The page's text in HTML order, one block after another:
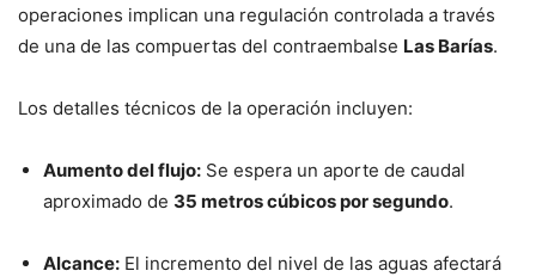
operaciones implican una regulación controlada a través
de una de las compuertas del contraembalse Las Barías.
Los detalles técnicos de la operación incluyen:
Aumento del flujo: Se espera un aporte de caudal
aproximado de 35 metros cúbicos por segundo.
Alcance: El incremento del nivel de las aguas afectará